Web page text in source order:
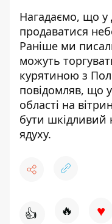
Нагадаємо, що у
продаватися
Раніше ми
можуть
курятиною з
повідомляв, що
області на
бути шкідливий
ядуху.
👍 🔥 ♥